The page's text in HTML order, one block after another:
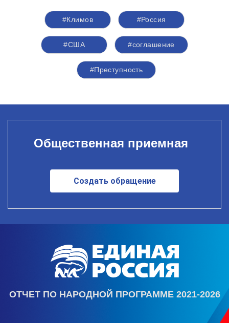
#Климов #Россия
#США #соглашение
#Преступность
Общественная приемная
Создать обращение
ОТЧЕТ ПО НАРОДНОЙ ПРОГРАММЕ 2021-2026